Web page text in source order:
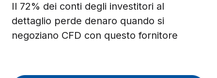
Il 72% dei conti degli investitori al
dettaglio perde denaro quando si
negoziano CFD con questo fornitore